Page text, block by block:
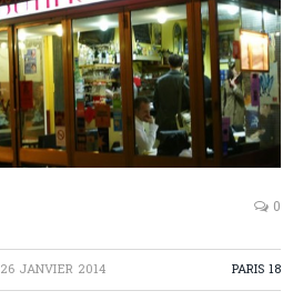
0
26 JANVIER 2014 PARIS 18